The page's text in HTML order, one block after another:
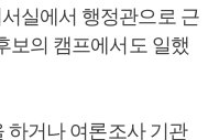
실에서 행정관으로 근
보의 캠프에서도 일했
하거나 여론조사 기관